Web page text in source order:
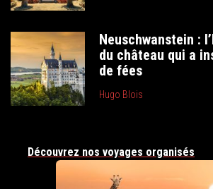
Neuschwanstein :
du château qui a
de fées
Hugo Blois
Découvrez nos voyages organisés